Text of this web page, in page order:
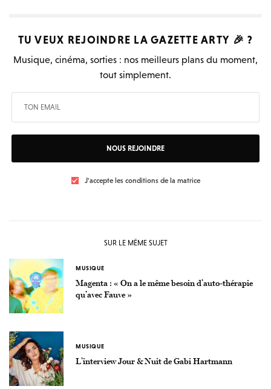
TU VEUX REJOINDRE LAGAZETTE ARTY 🎉 ?
Musique, cinéma, sorties : nos meilleurs plans du moment,
tout simplement.
NOUS REJOINDRE
J'accepte les conditions de la matrice
SUR LE MÊME SUJET
MUSIQUE
Magenta : « On a le même besoin d’auto-thérapie
qu’avec Fauve »
MUSIQUE
L’interview Jour & Nuit de Gabi Hartmann